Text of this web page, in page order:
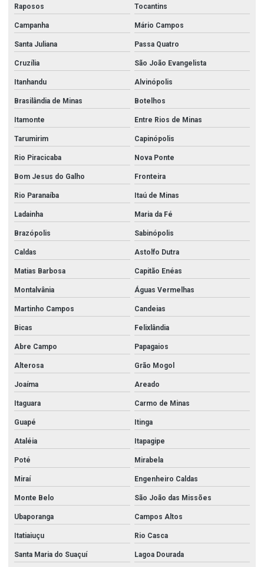
Válvula globo 2 1 2
Válvula globo 3
Válvula globo em aço inox
Válvula globo angular
Válvula retenção horizontal
Valvula de retenção inox
Válvula retenção portinhola
Válvula retenção vertical
Válvula solenóide 24v
Válvula solenóide 24v 1
Válvula solenóide 24v 1 2
Válvula solenóide 24v 3 4
Válvula wafer 3
Válvula wafer 4
Válvula wafer 6
Válvula wafer borboleta
Válvula wafer inox
Válvulas aço carbono
Valvulas em aço inox
Valvulas e conexões em aço inox
Válvulas esfera
Raposos Tocantins
Campanha Mário Campos
Santa Juliana Passa Quatro
Cruzília São João Evangelista
Itanhandu Alvinópolis
Brasilândia de Minas Botelhos
Itamonte Entre Rios de Minas
Tarumirim Capinópolis
Rio Piracicaba Nova Ponte
Bom Jesus do Galho Fronteira
Rio Paranaíba Itaú de Minas
Ladainha Maria da Fé
Brazópolis Sabinópolis
Caldas Astolfo Dutra
Matias Barbosa Capitão Enéas
Montalvânia Águas Vermelhas
Martinho Campos Candeias
Bicas Felixlândia
Abre Campo Papagaios
Alterosa Grão Mogol
Joaíma Areado
Itaguara Carmo de Minas
Guapé Itinga
Ataléia Itapagipe
Poté Mirabela
Miraí Engenheiro Caldas
Monte Belo São João das Missões
Ubaporanga Campos Altos
Itatiaiuçu Rio Casca
Santa Maria do Suaçuí Lagoa Dourada